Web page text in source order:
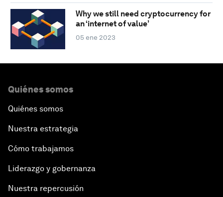
Why we still need cryptocurrency for
an ‘internet of value’
05 ene 2023
Quiénes somos
Quiénes somos
Nuestra estrategia
Cómo trabajamos
Liderazgo y gobernanza
Nuestra repercusión